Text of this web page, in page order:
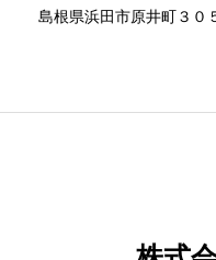
島根県浜田市原井町３０